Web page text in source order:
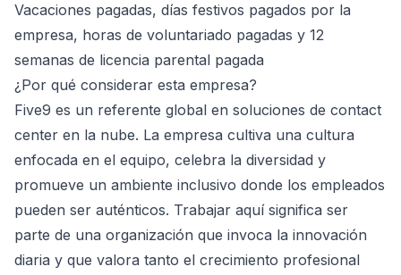
Vacaciones pagadas, días festivos pagados por la
empresa, horas de voluntariado pagadas y 12
semanas de licencia parental pagada
¿Por qué considerar esta empresa?
Five9 es un referente global en soluciones de contact
center en la nube. La empresa cultiva una cultura
enfocada en el equipo, celebra la diversidad y
promueve un ambiente inclusivo donde los empleados
pueden ser auténticos. Trabajar aquí significa ser
parte de una organización que invoca la innovación
diaria y que valora tanto el crecimiento profesional